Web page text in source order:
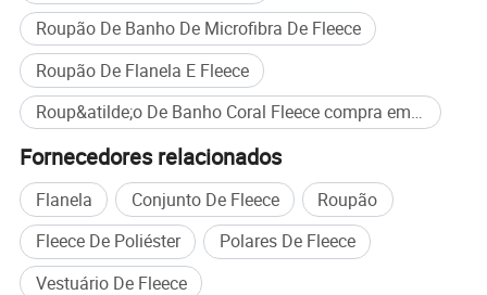
Roupão De Banho De Microfibra De Fleece
Roupão De Flanela E Fleece
Roup&atilde;o De Banho Coral Fleece compra em massa
Fornecedores relacionados
Flanela Conjunto De Fleece
Roupão
Fleece De Poliéster
Polares De Fleece
Vestuário De Fleece